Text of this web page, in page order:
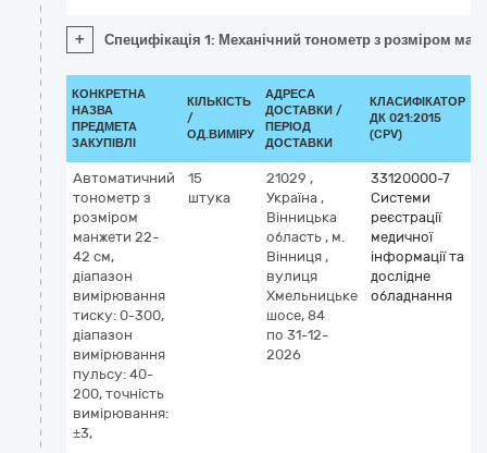
+ Специфікація 1: Механічний тонометр з розміром
КОНКРЕТНА
НАЗВА
ПРЕДМЕТА
ЗАКУПІВЛІ
КІЛЬКІСТЬ
/
ОД.ВИМІРУ
АДРЕСА
ДОСТАВКИ /
ПЕРІОД
ДОСТАВКИ
КЛАСИФІКАТОР
ДК 021:2015
(CPV)
Автоматичний
тонометр з
розміром
манжети 22-
42 см,
діапазон
вимірювання
тиску: 0-300,
діапазон
вимірювання
пульсу: 40-
200, точність
вимірювання:
±3,
15
штука
21029 ,
Україна ,
Вінницька
область , м.
Вінниця ,
вулиця
Хмельницьке
шосе, 84
по 31-12-
2026
33120000-7
Системи
реєстрації
медичної
інформації та
дослідне
обладнання